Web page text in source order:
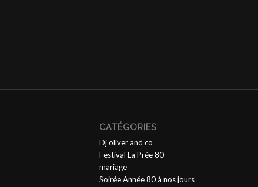
CATÉGORIES
Dj oliver and co
Festival La Prée 80
mariage
Soirée Année 80 à nos jours